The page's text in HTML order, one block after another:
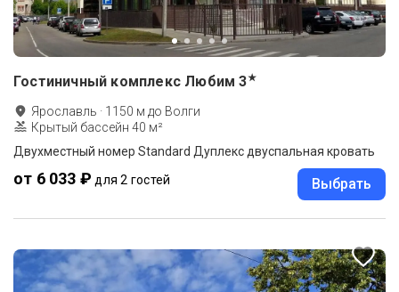
Гостиничный комплекс Любим 3★
Ярославль · 1150 м до Волги
Крытый бассейн 40 м²
Двухместный номер Standard Дуплекс двуспальная кровать
от 6 033 ₽ для 2 гостей Выбрать